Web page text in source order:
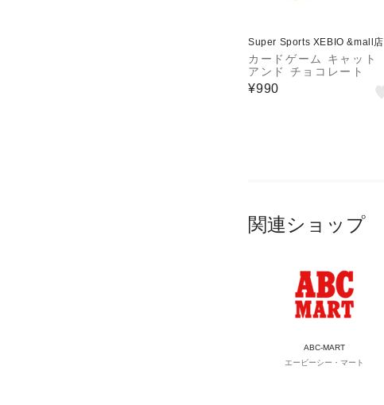
Super Sports XEBIO &mall店
カードゲーム キャット
アンド チョコレート
¥990
関連ショップ
ABC-MART
エービーシー・マート